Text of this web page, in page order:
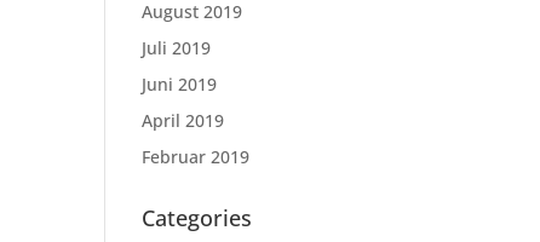
August 2019
Juli 2019
Juni 2019
April 2019
Februar 2019
Categories